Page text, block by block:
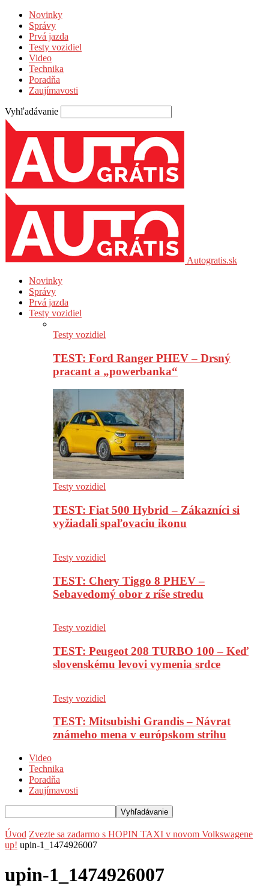
Novinky
Správy
Prvá jazda
Testy vozidiel
Video
Technika
Poradňa
Zaujímavosti
Vyhľadávanie
Autogratis.sk
Novinky
Správy
Prvá jazda
Testy vozidiel
Testy vozidiel
TEST: Ford Ranger PHEV – Drsný
pracant a „powerbanka“
Testy vozidiel
TEST: Fiat 500 Hybrid – Zákazníci si
vyžiadali spaľovaciu ikonu
Testy vozidiel
TEST: Chery Tiggo 8 PHEV –
Sebavedomý obor z ríše stredu
Testy vozidiel
TEST: Peugeot 208 TURBO 100 – Keď
slovenskému levovi vymenia srdce
Testy vozidiel
TEST: Mitsubishi Grandis – Návrat
známeho mena v európskom strihu
Video
Technika
Poradňa
Zaujímavosti
Úvod Zvezte sa zadarmo s HOPIN TAXI v novom Volkswagene
up! upin-1_1474926007
upin-1_1474926007